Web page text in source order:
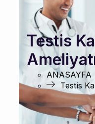
Testis
ANASAYFA
Testis